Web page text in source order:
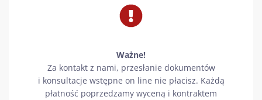
Ważne!
Za kontakt z nami, przesłanie dokumentów
i konsultacje wstępne on line nie płacisz. Każdą
płatność poprzedzamy wyceną i kontraktem